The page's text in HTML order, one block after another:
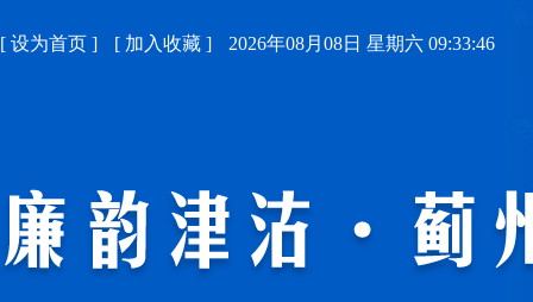
[ 设为首页 ] [ 加入收藏 ] 2026年08月08日 星期六 09:33:47